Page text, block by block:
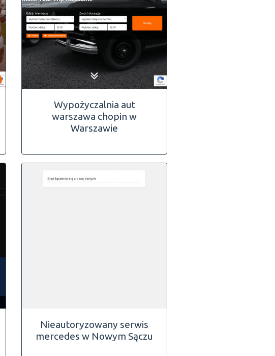
Wypożyczalnia aut
warszawa chopin w
Warszawie
Nieautoryzowany serwis
mercedes w Nowym Sączu